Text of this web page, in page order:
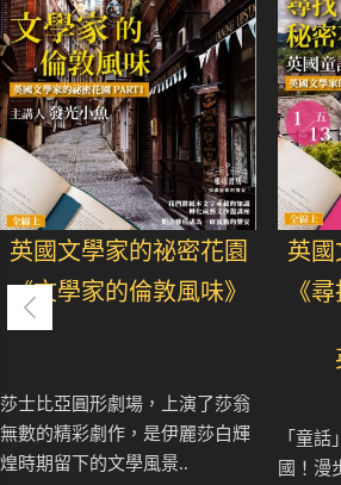
英國文學家的祕密花園
《文學家的倫敦風味》
莎士比亞圓形劇場，上演了莎翁
無數的精彩劇作，是伊麗莎白輝
煌時期留下的文學風景..
英國
《
「童
國！漫